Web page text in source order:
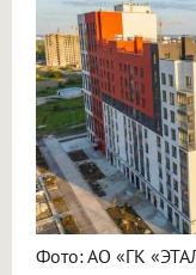
Фото: АО «ГК